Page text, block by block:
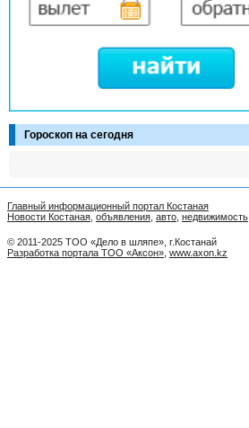
Гороскоп на сегодня
Главный информационный портал Костаная
Новости Костаная объявления авто недвижимость
© 2011-2025 ТОО «Дело в шляпе», г.Костанай
Разработка портала ТОО «Аксон» www.axon.kz